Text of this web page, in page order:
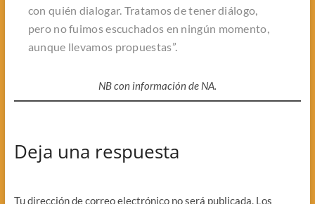
con quién dialogar. Tratamos de tener diálogo,
pero no fuimos escuchados en ningún momento,
aunque llevamos propuestas”.
NB con información de NA.
Deja una respuesta
Tu dirección de correo electrónico no será publicada. Los